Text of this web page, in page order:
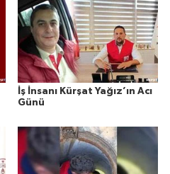
İş İnsanı Kürşat Yağız’ın Acı
Günü